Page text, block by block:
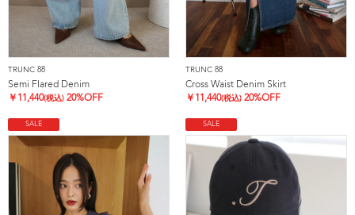
TRUNC 88
Semi Flared Denim
￥ 11,440(税込) 20%OFF
TRUNC 88
Cross Waist Denim Skirt
￥ 11,440(税込) 20%OFF
SALE SALE